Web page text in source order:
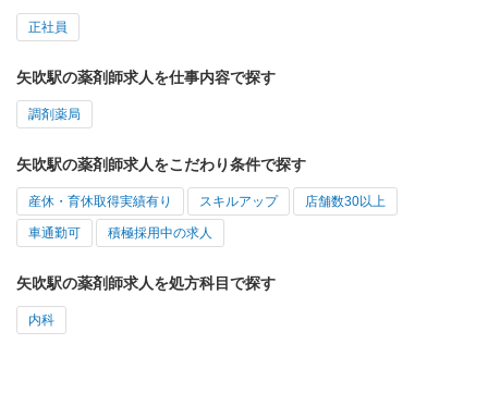
正社員
矢吹駅の薬剤師求人を仕事内容で探す
調剤薬局
矢吹駅の薬剤師求人をこだわり条件で探す
産休・育休取得実績有り スキルアップ 店舗数30以上
車通勤可 積極採用中の求人
矢吹駅の薬剤師求人を処方科目で探す
内科